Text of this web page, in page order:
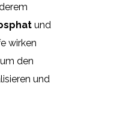
und
wirken
den
und